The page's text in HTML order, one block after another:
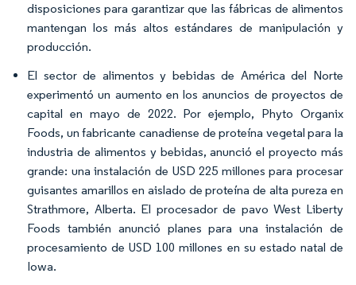
disposiciones para garantizar que las fábricas de alimentos
mantengan los más altos estándares de manipulación y
producción.
El sector de alimentos y bebidas de América del Norte
experimentó un aumento en los anuncios de proyectos de
capital en mayo de 2022. Por ejemplo, Phyto Organix
Foods, un fabricante canadiense de proteína vegetal para la
industria de alimentos y bebidas, anunció el proyecto más
grande: una instalación de USD 225 millones para procesar
guisantes amarillos en aislado de proteína de alta pureza en
Strathmore, Alberta. El procesador de pavo West Liberty
Foods también anunció planes para una instalación de
procesamiento de USD 100 millones en su estado natal de
Iowa.